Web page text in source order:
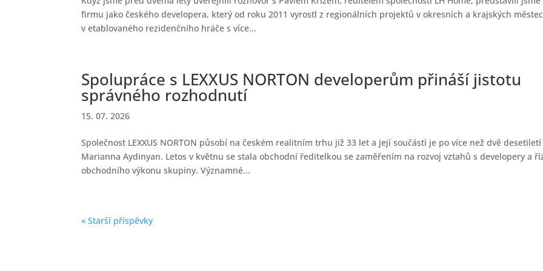
firmu jako českého developera, který od roku 2011 vyrostl z regionálních projektů v okresních a krajských
v etablovaného rezidenčního hráče s více...
Spolupráce s LEXXUS NORTON developerům přináší jistotu
správného rozhodnutí
15. 07. 2026
Společnost LEXXUS NORTON působí na českém realitním trhu již 33 let a její součástí je po více než dvě desetiletí
Marianna Aydinyan. Letos v květnu se stala obchodní ředitelkou se zaměřením na rozvoj vztahů s developery a
obchodního výkonu skupiny. Významné...
« Starší příspěvky